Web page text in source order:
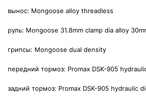
вынос: Mongoose alloy threadless
руль: Mongoose 31.8mm clamp dia alloy
грипсы: Mongoose dual density
передний тормоз: Promax DSK-905
задний тормоз: Promax DSK-905 hydraulic